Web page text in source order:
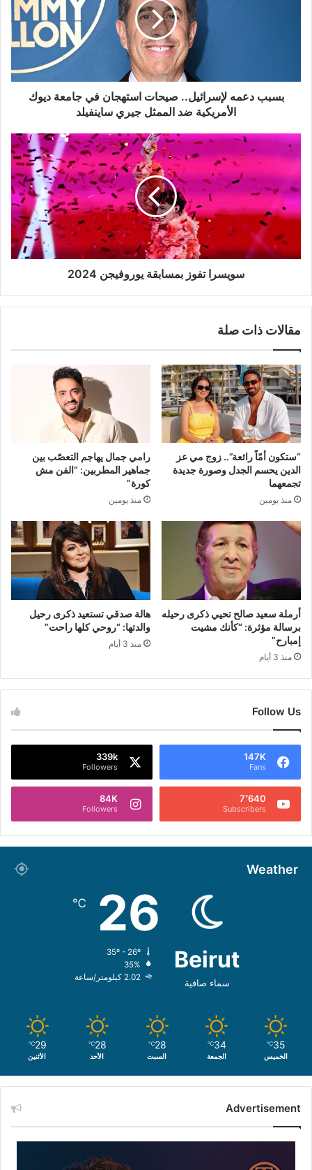
الأمريكية
ساينفيلد
بسبب دعمه لإسرائيل.. صيحات استهجان في جامعة ديوك
الأمريكية ضد الممثل جيري ساينفيلد
سويسرا
تفوز
2024
سويسرا تفوز بمسابقة يوروفيجن 2024
مقالات ذات صلة
“ستكون أمّاً رائعة”.. زوج مي عز
الدين يحسم الجدل وصورة جديدة
تجمعهما
منذ يومين
رامي جمال يهاجم التعصّب بين
جماهير المطربين: “الفن مش
كورة”
منذ يومين
أرملة سعيد صالح تحيي ذكرى رحيله
برسالة مؤثرة: “كأنك مشيت
إمبارح”
منذ 3 أيام
هالة صدقي تستعيد ذكرى رحيل
والدتها: “روحي كلها راحت”
منذ 3 أيام
Follow Us
147K
Fans
339k
Followers
7٬640
Subscribers
84K
Followers
Weather
Beirut
سماء صافية
26
℃
35%
2.02 كيلومتر/ساعة
35
℃
الخميس
34
℃
الجمعة
28
℃
السبت
28
℃
الأحد
29
℃
الأثنين
Advertisement